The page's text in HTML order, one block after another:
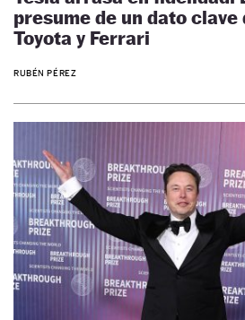
presume de un dato clave
Toyota y Ferrari
RUBÉN PÉREZ